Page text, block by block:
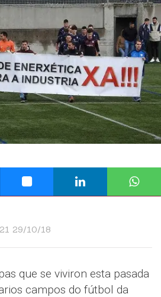
29/10/18
que se viviron esta pasada
campos do fútbol da